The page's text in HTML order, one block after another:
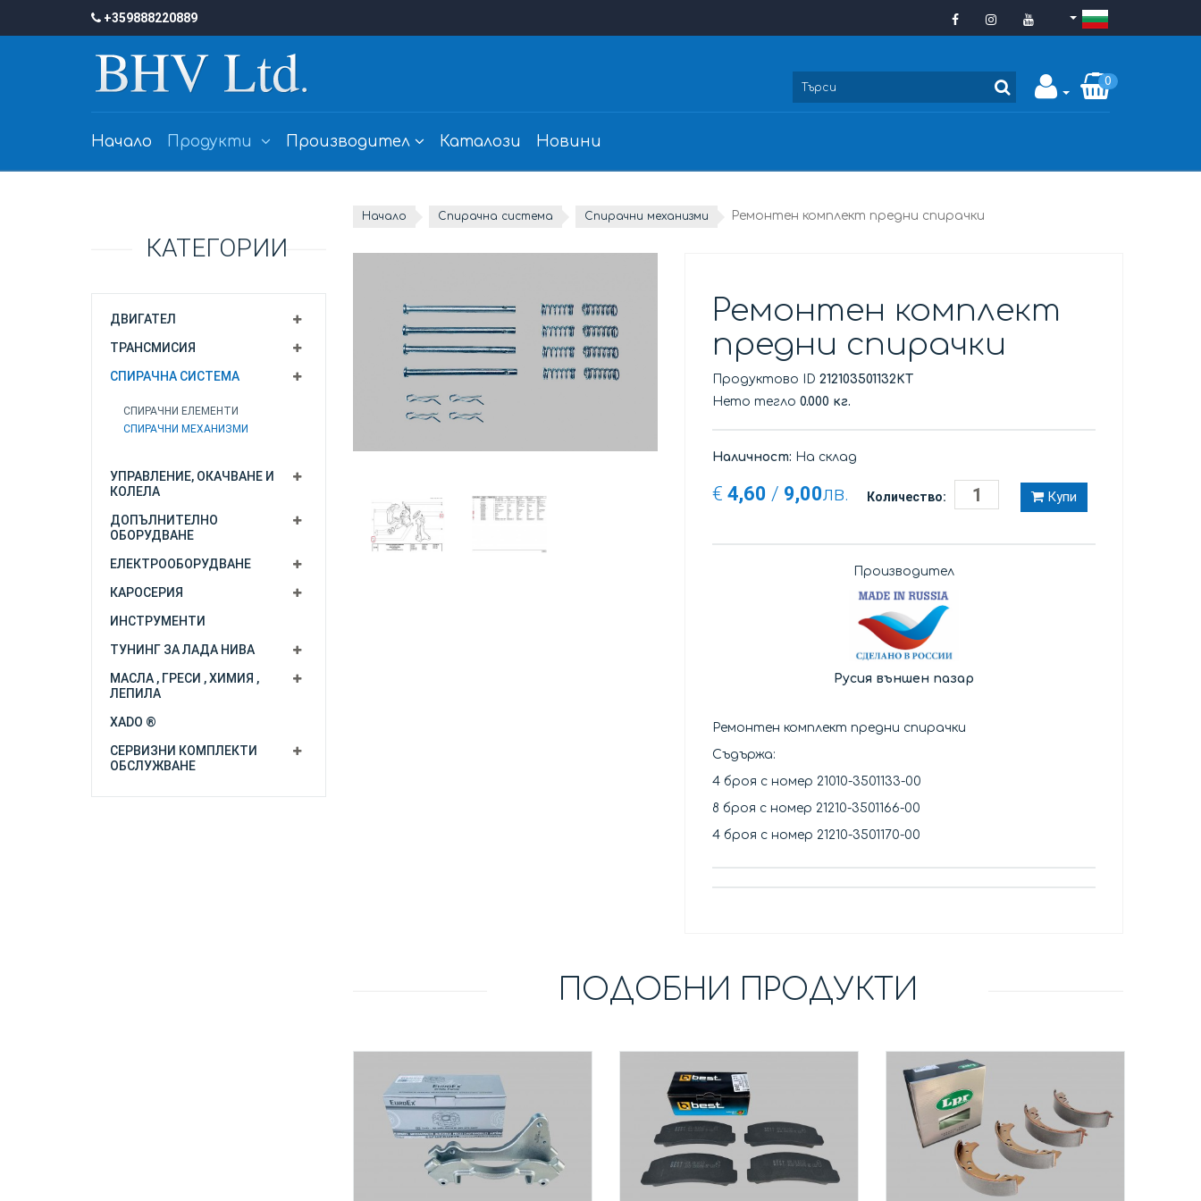
+359888220889
0
Начало Продукти Производител Каталози Новини
КАТЕГОРИИ
ДВИГАТЕЛ
ТРАНСМИСИЯ
СПИРАЧНА СИСТЕМА
СПИРАЧНИ ЕЛЕМЕНТИ
СПИРАЧНИ МЕХАНИЗМИ
УПРАВЛЕНИЕ, ОКАЧВАНЕ И
КОЛЕЛА
ДОПЪЛНИТЕЛНО
ОБОРУДВАНЕ
ЕЛЕКТРООБОРУДВАНЕ
КАРОСЕРИЯ
ИНСТРУМЕНТИ
ТУНИНГ ЗА ЛАДА НИВА
МАСЛА , ГРЕСИ , ХИМИЯ ,
ЛЕПИЛА
XADO ®
СЕРВИЗНИ КОМПЛЕКТИ
ОБСЛУЖВАНЕ
Начало Спирачна система Спирачни механизми Ремонтен комплект предни спирачки
Ремонтен комплект
предни спирачки
Продуктово ID212103501132KT
Нето тегло0.000 кг.
Наличност: На склад
€4,60 / 9,00лв. Количество: Купи
Производител
Русия външен пазар
Ремонтен комплект предни спирачки
Съдържа:
4 броя с номер 21010-3501133-00
8 броя с номер 21210-3501166-00
4 броя с номер 21210-3501170-00
ПОДОБНИ ПРОДУКТИ